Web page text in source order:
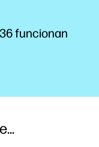
funcionan